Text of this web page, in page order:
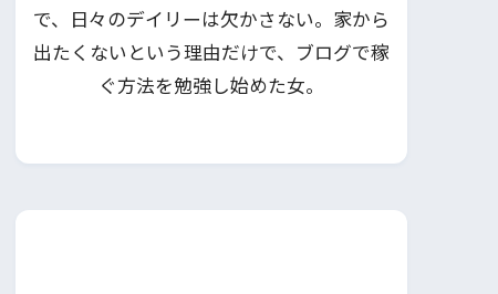
で、日々のデイリーは欠かさない。家から
出たくないという理由だけで、ブログで稼
ぐ方法を勉強し始めた女。